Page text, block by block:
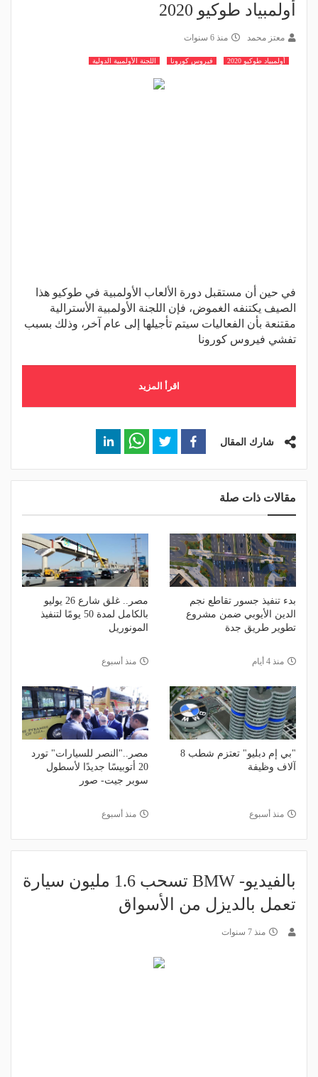
أولمبياد طوكيو 2020
معتز محمد منذ 6 سنوات
أولمبياد طوكيو 2020 فيروس كورونا اللجنة الأولمبية الدولية
في حين أن مستقبل دورة الألعاب الأولمبية في طوكيو هذا
الصيف يكتنفه الغموض، فإن اللجنة الأولمبية الأسترالية
مقتنعة بأن الفعاليات سيتم تأجيلها إلى عام آخر، وذلك بسبب
تفشي فيروس كورونا
اقرأ المزيد
شارك المقال
مقالات ذات صلة
بدء تنفيذ جسور تقاطع نجم
الدين الأيوبي ضمن مشروع
تطوير طريق جدة
منذ 4 أيام
مصر.. غلق شارع 26 يوليو
بالكامل لمدة 50 يومًا لتنفيذ
المونوريل
منذ أسبوع
"بي إم دبليو" تعتزم شطب 8
آلاف وظيفة
منذ أسبوع
مصر.."النصر للسيارات" تورد
20 أتوبيسًا جديدًا لأسطول
سوبر جيت- صور
منذ أسبوع
بالفيديو- BMW تسحب 1.6 مليون سيارة
تعمل بالديزل من الأسواق
منذ 7 سنوات